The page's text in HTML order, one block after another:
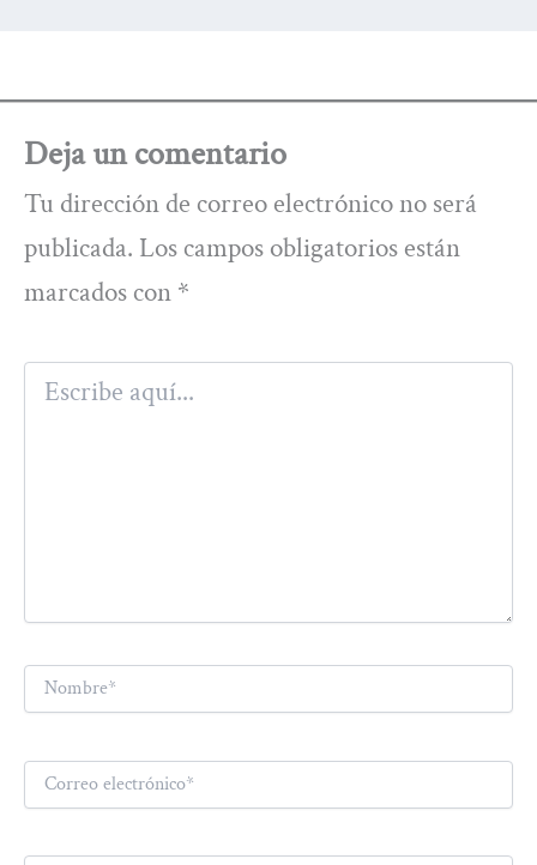
Deja un comentario
Tu dirección de correo electrónico no será
publicada. Los campos obligatorios están
marcados con *
aquí...
Nombre*
Correo
electrónico*